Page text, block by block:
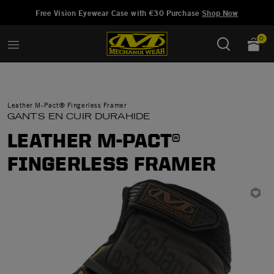
Free Vision Eyewear Case with €30 PurchaseShop Now
0
Leather M-Pact® Fingerless Framer
GANTS EN CUIR DURAHIDE
LEATHER M-PACT®
FINGERLESS FRAMER
Ajouté à Gérer la liste d'envies